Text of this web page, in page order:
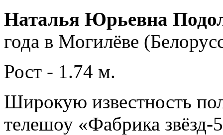
Наталья Юрьевна
года в Могилёве
Рост - 1.74 м.
Широкую известность
телешоу «Фабрика звёзд-